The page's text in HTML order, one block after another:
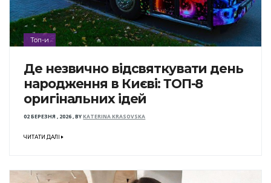
Топ-и
Де незвично відсвяткувати день
народження в Києві: ТОП-8
оригінальних ідей
02 БЕРЕЗНЯ , 2026,BYKATERINA KRASOVSKA
ЧИТАТИ ДАЛІ